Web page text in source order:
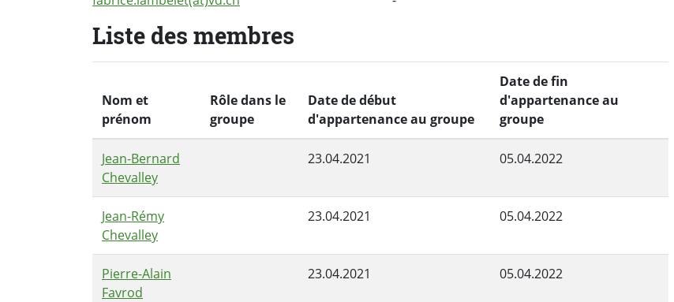
Liste des membres
Nom et
prénom
Rôle dans le
groupe
Date de début
d'appartenance au groupe
Date de fin
d'appartenance au
groupe
Jean-Bernard
Chevalley
23.04.2021 05.04.2022
Jean-Rémy
Chevalley
23.04.2021 05.04.2022
Pierre-Alain
Favrod
23.04.2021 05.04.2022